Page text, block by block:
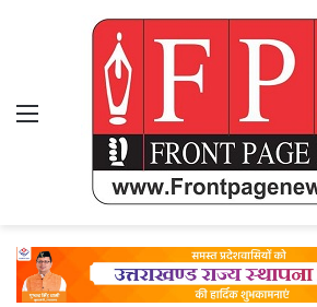
Menu